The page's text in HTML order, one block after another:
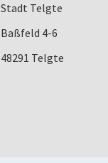
Stadt Telgte
Baßfeld 4-6
48291 Telgte